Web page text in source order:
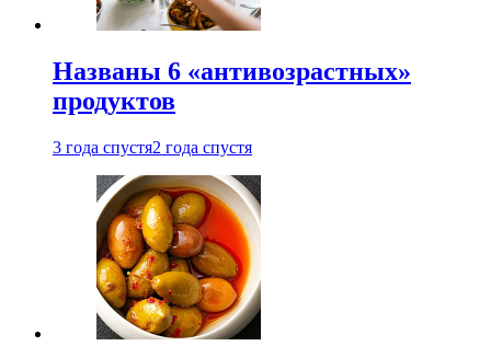
Названы 6 «антивозрастных»
продуктов
3 года спустя2 года спустя